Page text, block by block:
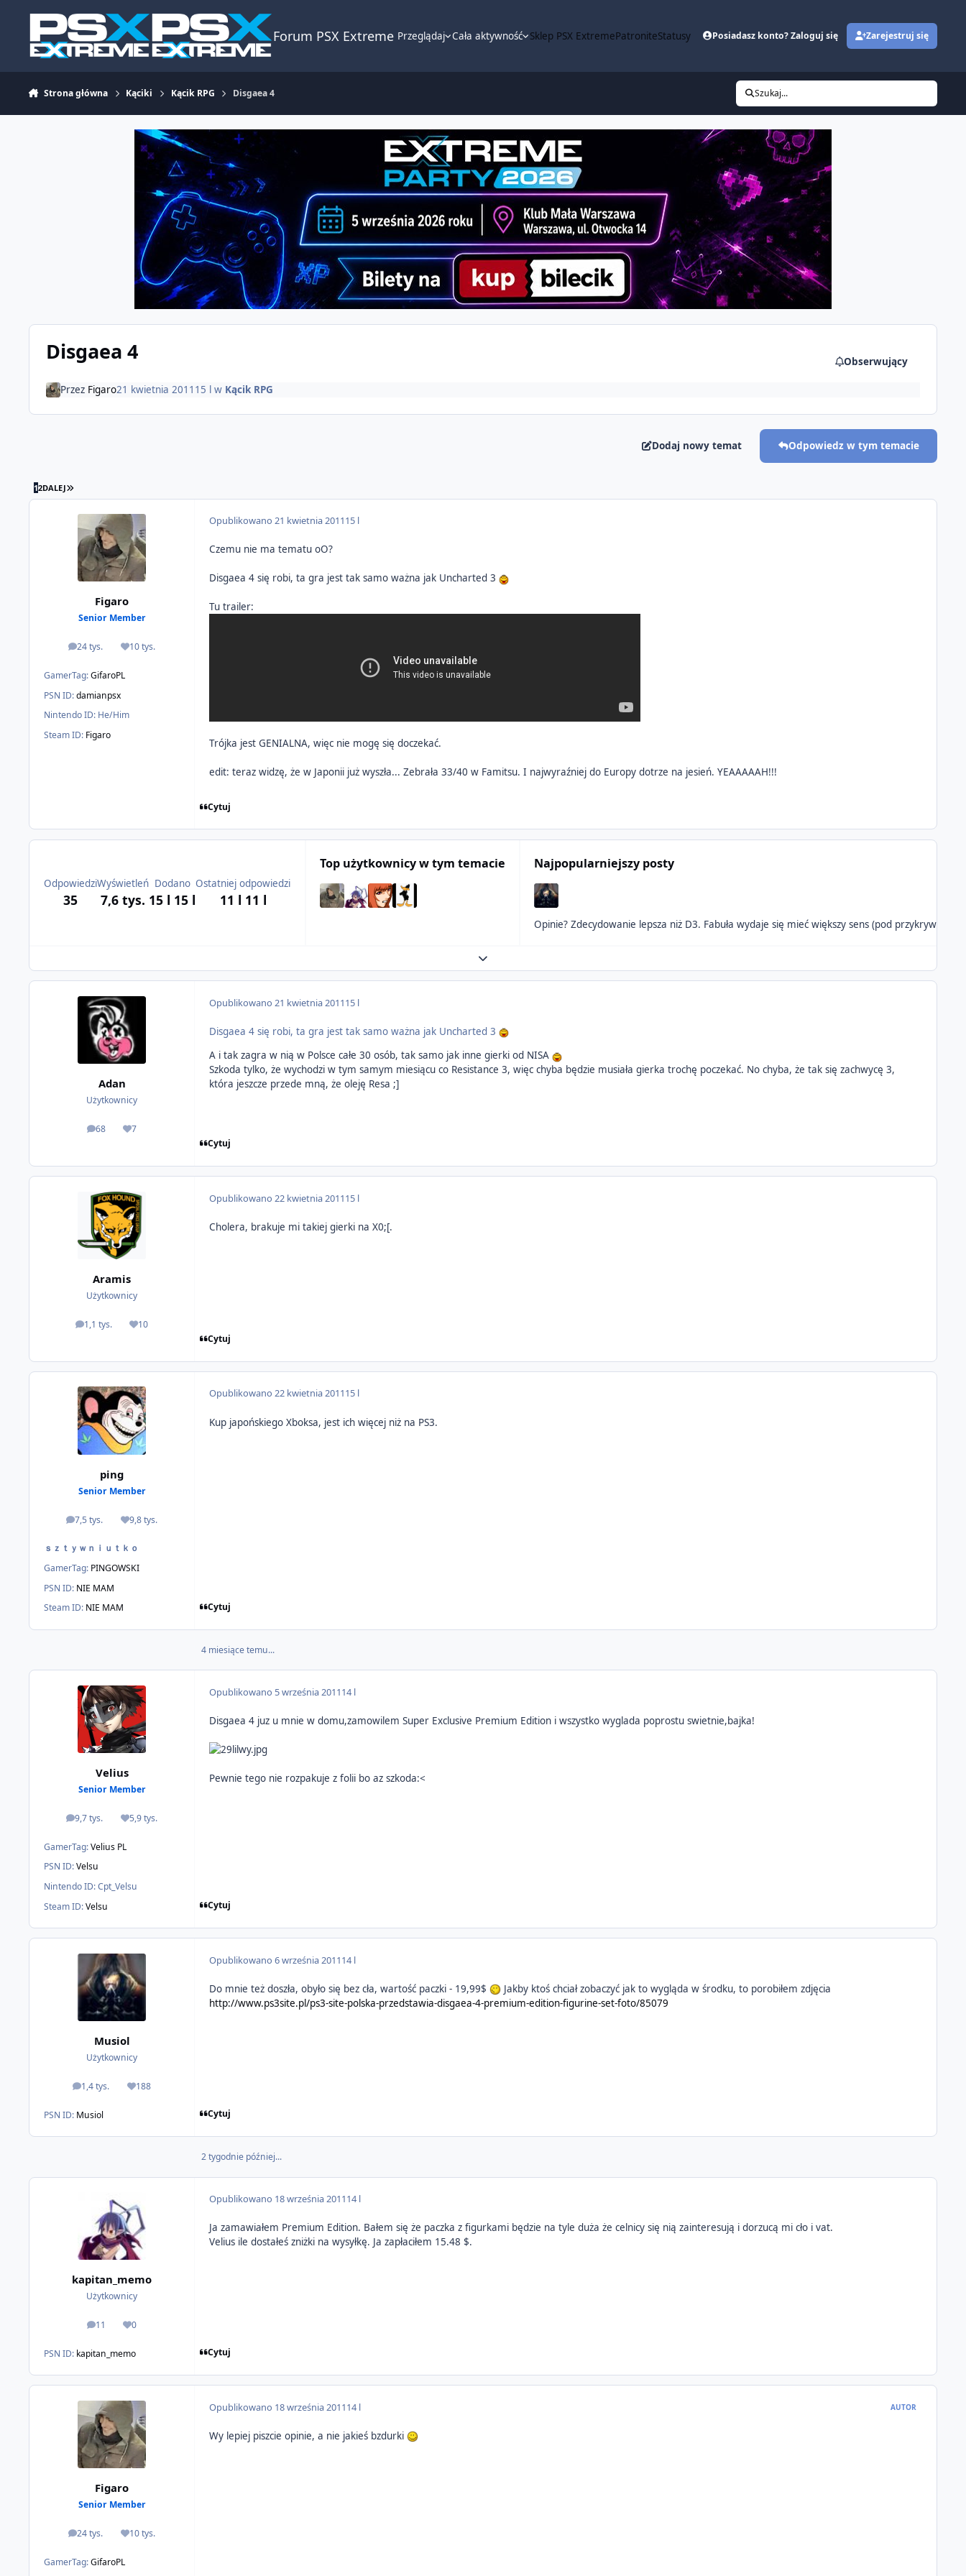
Forum PSX Extreme Przeglądaj Cała aktywność Sklep PSX ExtremePatroniteStatusy Posiadasz konto? Zaloguj się Zarejestruj się
Strona główna Kąciki Kącik RPG Disgaea 4 Szukaj...
Disgaea 4 Obserwujący
Przez Figaro21 kwietnia 2011 15 lw Kącik RPG
Dodaj nowy temat Odpowiedz w tym temacie
12DALEJ OSTATNIA STRONA
Figaro
Senior Member
24 tys.
odpowiedzi10 tys.
Reputacja
GamerTag:GifaroPL
PSN ID:damianpsx
Nintendo ID: He/Him
Steam ID: Figaro
Opublikowano21 kwietnia 201115 l
Czemu nie ma tematu oO?
Disgaea 4 się robi, ta gra jest tak samo ważna jak Uncharted 3
Tu trailer:
Trójka jest GENIALNA, więc nie mogę się doczekać.
edit: teraz widzę, że w Japonii już wyszła... Zebrała 33/40 w Famitsu. I najwyraźniej do Europy dotrze na jesień. YEAAAAAH!!!
Cytuj
Odpowiedzi
35
Wyświetleń
7,6 tys.
Dodano
15 l 15 l
Ostatniej odpowiedzi
11 l 11 l
Top użytkownicy w tym temacie Najpopularniejszy posty
Opinie? Zdecydowanie lepsza niż D3. Fabuła wydaje się mieć większy sens (pod przykrywką
Expand topic overview
Adan
Użytkownicy
68
odpowiedzi
7
Reputacja
Opublikowano21 kwietnia 201115 l
Disgaea 4 się robi, ta gra jest tak samo ważna jak Uncharted 3
A i tak zagra w nią w Polsce całe 30 osób, tak samo jak inne gierki od NISA
Szkoda tylko, że wychodzi w tym samym miesiącu co Resistance 3, więc chyba będzie musiała gierka trochę poczekać. No chyba, że tak się zachwycę 3,
która jeszcze przede mną, że oleję Resa ;]
Cytuj
Aramis
Użytkownicy
1,1 tys.
odpowiedzi10
Reputacja
Opublikowano 22 kwietnia 201115 l
Cholera, brakuje mi takiej gierki na X0;[.
Cytuj
ping
Senior Member
7,5 tys.
odpowiedzi9,8 tys.
Reputacja
ｓｚｔｙｗｎｉｕｔｋｏ
GamerTag: PINGOWSKI
PSN ID: NIE MAM
Steam ID: NIE MAM
Opublikowano22 kwietnia 201115 l
Kup japońskiego Xboksa, jest ich więcej niż na PS3.
Cytuj
4 miesiące temu...
Velius
Senior Member
9,7 tys.
odpowiedzi5,9 tys.
Reputacja
GamerTag:Velius PL
PSN ID:Velsu
Nintendo ID:Cpt_Velsu
Steam ID:Velsu
Opublikowano 5 września 201114 l
Disgaea 4 juz u mnie w domu,zamowilem Super Exclusive Premium Edition i wszystko wyglada poprostu swietnie,bajka!
Pewnie tego nie rozpakuje z folii bo az szkoda:<
Cytuj
Musiol
Użytkownicy
1,4 tys.
odpowiedzi188
Reputacja
PSN ID: Musiol
Opublikowano6 września 201114 l
Do mnie też doszła, obyło się bez cła, wartość paczki - 19,99$
Jakby ktoś chciał zobaczyć jak to wygląda w środku, to porobiłem zdjęcia
http://www.ps3site.pl/ps3-site-polska-przedstawia-disgaea-4-premium-edition-figurine-set-foto/85079
Cytuj
2 tygodnie później...
kapitan_memo
Użytkownicy
11
odpowiedzi
0
Reputacja
PSN ID: kapitan_memo
Opublikowano 18 września 201114 l
Ja zamawiałem Premium Edition. Bałem się że paczka z figurkami będzie na tyle duża że celnicy się nią zainteresują i dorzucą mi cło i vat.
Velius ile dostałeś zniżki na wysyłkę. Ja zapłaciłem 15.48 $.
Cytuj
Figaro
Senior Member
24 tys.
odpowiedzi10 tys.
Reputacja
GamerTag:GifaroPL
Opublikowano 18 września 201114 l AUTOR
Wy lepiej piszcie opinie, a nie jakieś bzdurki